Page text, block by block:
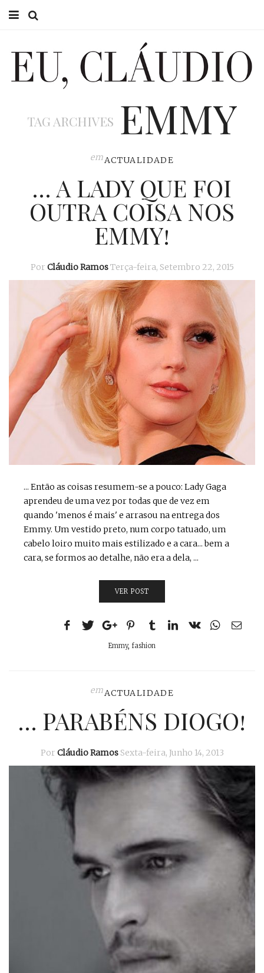
EU CLÁUDIO
EU NA TV
ACTUALIDADE
TAG ARCHIVES EMMY
emACTUALIDADE
… A LADY QUE FOI
OUTRA COISA NOS
EMMY!
Por Cláudio RamosTerça-feira, Setembro 22, 2015
... Então as coisas resumem-se a pouco: Lady Gaga
aprendeu de uma vez por todas que de vez em
quando 'menos é mais' e arrasou na entrega dos
Emmy. Um vestido preto, num corpo tatuado, um
cabelo loiro muito mais estilizado e a cara... bem a
cara, se formos ao detalhe, não era a dela, ...
VER POST
Emmy, fashion
emACTUALIDADE
… PARABÉNS DIOGO!
Por Cláudio Ramos Sexta-feira, Junho 14, 2013